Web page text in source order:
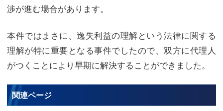
渉が進む場合があります。
本件ではまさに、逸失利益の理解という法律に関する
理解が特に重要となる事件でしたので、双方に代理人
がつくことにより早期に解決することができました。
関連ページ